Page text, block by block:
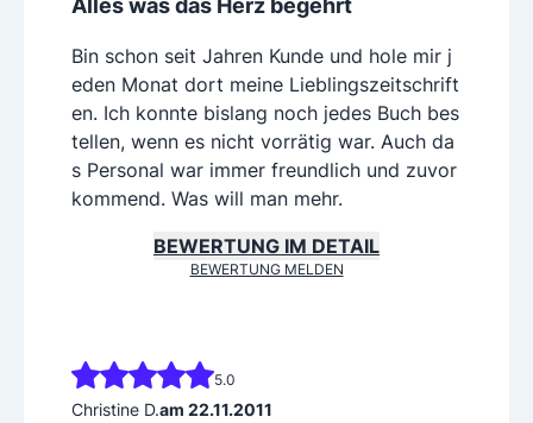
Alles was das Herz begehrt
Bin schon seit Jahren Kunde und hole mir j
eden Monat dort meine Lieblingszeitschrift
en. Ich konnte bislang noch jedes Buch bes
tellen, wenn es nicht vorrätig war. Auch da
s Personal war immer freundlich und zuvor
kommend. Was will man mehr.
BEWERTUNG IM DETAIL
BEWERTUNG MELDEN
5.0
Christine D.am 22.11.2011